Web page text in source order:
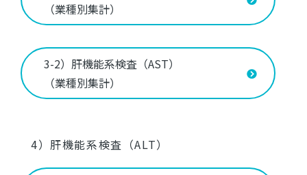
（業種別集計）
3-2）肝機能系検査（AST）
（業種別集計）
4）肝機能系検査（ALT）